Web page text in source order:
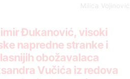
Milica Vojinović
Đukanović, visoki
napredne stranke i
obožavalaca
Vučića iz redova